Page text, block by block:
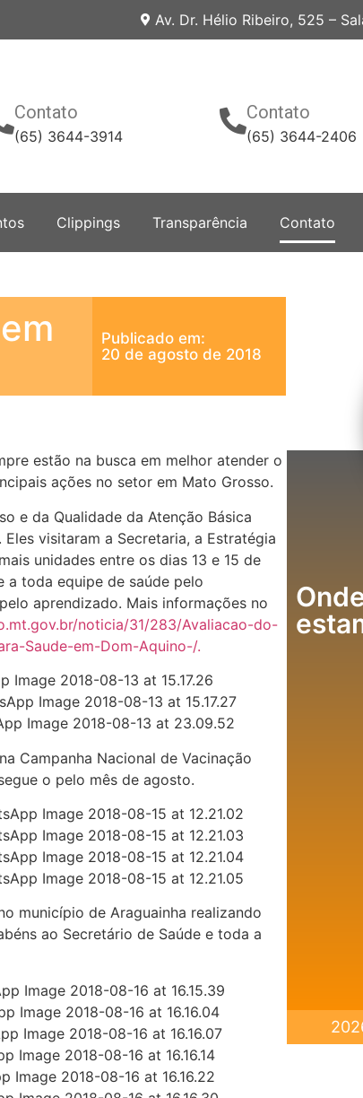
Av. Dr. Hélio Ribeiro, 525 –
Contato
(65) 3644-3914
Contato
(65) 3644-2406
Clippings Transparência Contato
Publicado em:
20 de agosto de 2018
estão na busca em melhor atender o
ações no setor em Mato Grosso.
e da Qualidade da Atenção Básica
visitaram a Secretaria, a Estratégia
unidades entre os dias 13 e 15 de
a toda equipe de saúde pelo
aprendizado. Mais informações no
noticia/31/283/Avaliacao-do-
Saude-em-Dom-Aquino-/.
Campanha Nacional de Vacinação
o pelo mês de agosto.
município de Araguainha realizando
ao Secretário de Saúde e toda a